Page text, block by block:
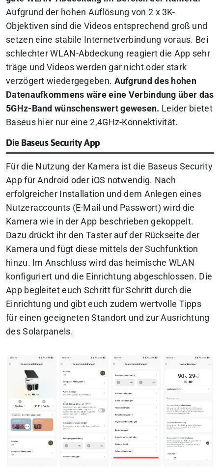
Aufgrund der hohen Auflösung von 2 x 3K-
Objektiven sind die Videos entsprechend groß und
setzen eine stabile Internetverbindung voraus. Bei
schlechter WLAN-Abdeckung reagiert die App sehr
träge und Videos werden gar nicht oder stark
verzögert wiedergegeben. Aufgrund des hohen
Datenaufkommens wäre eine Verbindung über das
5GHz-Band wünschenswert gewesen. Leider bietet
Baseus hier nur eine 2,4GHz-Konnektivität.
Die Baseus Security App
Für die Nutzung der Kamera ist die Baseus Security
App für Android oder iOS notwendig. Nach
erfolgreicher Installation und dem Anlegen eines
Nutzeraccounts (E-Mail und Passwort) wird die
Kamera wie in der App beschrieben gekoppelt.
Dazu drückt ihr den Taster auf der Rückseite der
Kamera und fügt diese mittels der Suchfunktion
hinzu. Im Anschluss wird das heimische WLAN
konfiguriert und die Einrichtung abgeschlossen. Die
App begleitet euch Schritt für Schritt durch die
Einrichtung und gibt euch zudem wertvolle Tipps
für einen geeigneten Standort und zur Ausrichtung
des Solarpanels.